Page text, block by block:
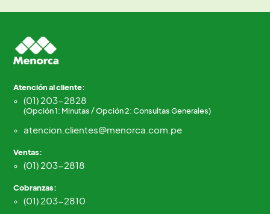
Atención al cliente:
(01) 203-2828
(Opción 1: Minutas / Opción 2: Consultas Generales)
atencion.clientes@menorca.com.pe
Ventas:
(01) 203-2818
Cobranzas:
(01) 203-2810